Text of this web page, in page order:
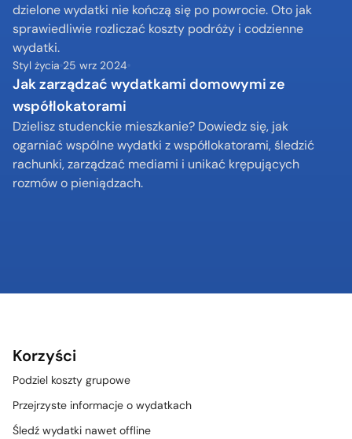
dzielone wydatki nie kończą się po powrocie. Oto jak
sprawiedliwie rozliczać koszty podróży i codzienne
wydatki.
Styl życia 25 wrz 2024
Jak zarządzać wydatkami domowymi ze
współlokatorami
Dzielisz studenckie mieszkanie? Dowiedz się, jak
ogarniać wspólne wydatki z współlokatorami, śledzić
rachunki, zarządzać mediami i unikać krępujących
rozmów o pieniądzach.
Korzyści
Podziel koszty grupowe
Przejrzyste informacje o wydatkach
Śledź wydatki nawet offline